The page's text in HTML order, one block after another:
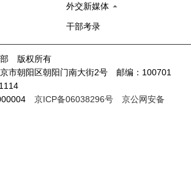
外交新媒体
干部考录
部 版权所有
市朝阳区朝阳门南大街2号 邮编：100701
京ICP备06038296号
京公网安备